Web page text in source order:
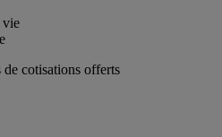
cotisations offerts